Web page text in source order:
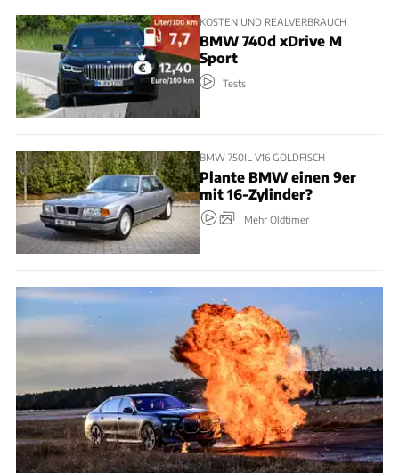
KOSTEN UND REALVERBRAUCH
BMW 740d xDrive M
Sport
Tests
BMW 750IL V16 GOLDFISCH
Plante BMW einen 9er
mit 16-Zylinder?
Mehr Oldtimer